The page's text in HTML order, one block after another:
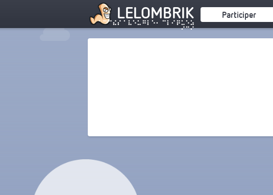
LELOMBRIK
⠁⠉⠉⠮⠎ ⠁⠧⠑⠥⠛⠇⠑⠂ ⠉⠇⠊⠟⠥⠑⠵
⠊⠉⠊
Participer